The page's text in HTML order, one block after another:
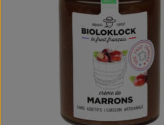
Accessoires et divers
Cosmétique et hygiène